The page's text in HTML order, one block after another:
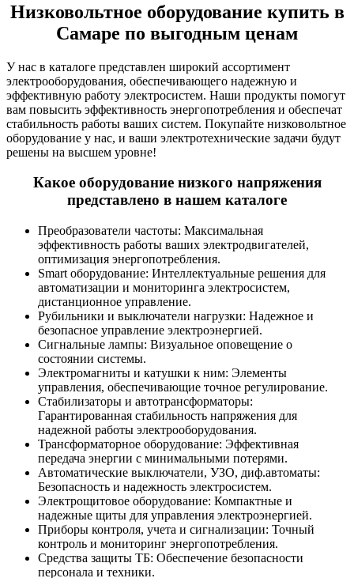
Низковольтное оборудование купить в
Самаре по выгодным ценам
У нас в каталоге представлен широкий ассортимент
электрооборудования, обеспечивающего надежную и
эффективную работу электросистем. Наши продукты помогут
вам повысить эффективность энергопотребления и обеспечат
стабильность работы ваших систем. Покупайте низковольтное
оборудование у нас, и ваши электротехнические задачи будут
решены на высшем уровне!
Какое оборудование низкого напряжения
представлено в нашем каталоге
Преобразователи частоты: Максимальная
эффективность работы ваших электродвигателей,
оптимизация энергопотребления.
Smart оборудование: Интеллектуальные решения для
автоматизации и мониторинга электросистем,
дистанционное управление.
Рубильники и выключатели нагрузки: Надежное и
безопасное управление электроэнергией.
Сигнальные лампы: Визуальное оповещение о
состоянии системы.
Электромагниты и катушки к ним: Элементы
управления, обеспечивающие точное регулирование.
Стабилизаторы и автотрансформаторы:
Гарантированная стабильность напряжения для
надежной работы электрооборудования.
Трансформаторное оборудование: Эффективная
передача энергии с минимальными потерями.
Автоматические выключатели, УЗО, диф.автоматы:
Безопасность и надежность электросистем.
Электрощитовое оборудование: Компактные и
надежные щиты для управления электроэнергией.
Приборы контроля, учета и сигнализации: Точный
контроль и мониторинг энергопотребления.
Средства защиты ТБ: Обеспечение безопасности
персонала и техники.